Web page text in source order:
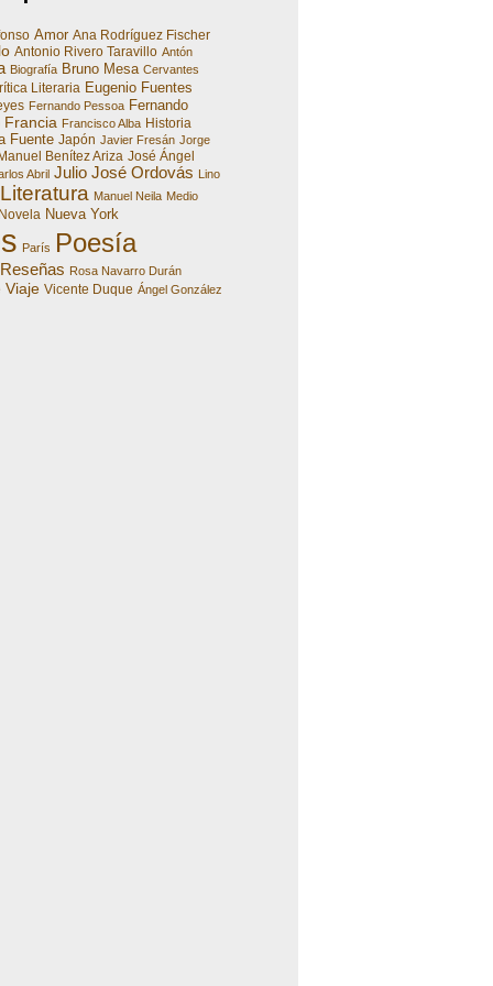
Amor Ana Rodríguez Fischer
Antonio Rivero Taravillo Antón
Biografía Bruno Mesa Cervantes
Literaria Eugenio Fuentes
Fernando Pessoa Fernando
Francia Francisco Alba Historia
Fuente Japón Javier Fresán Jorge
Benítez Ariza José Ángel
Abril Julio José Ordovás Lino
Literatura Manuel Neila Medio
Novela Nueva York
París Poesía
Reseñas Rosa Navarro Durán
Viaje Vicente Duque Ángel González